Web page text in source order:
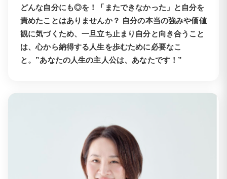
どんな自分にも◎を！「またできなかった」と自分を
責めたことはありませんか？ 自分の本当の強みや価値
観に気づくため、一旦立ち止まり自分と向き合うこと
は、心から納得する人生を歩むために必要なこ
と。”あなたの人生の主人公は、あなたです！”